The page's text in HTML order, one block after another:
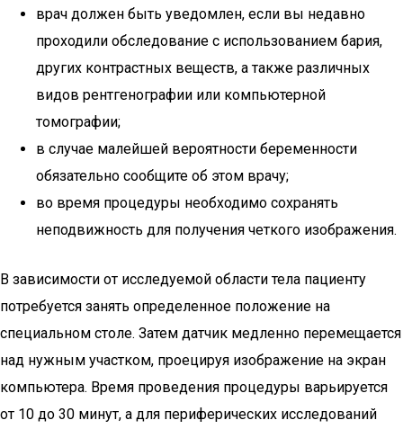
врач должен быть уведомлен, если вы недавно
проходили обследование с использованием бария,
других контрастных веществ, а также различных
видов рентгенографии или компьютерной
томографии;
в случае малейшей вероятности беременности
обязательно сообщите об этом врачу;
во время процедуры необходимо сохранять
неподвижность для получения четкого изображения.
В зависимости от исследуемой области тела пациенту
потребуется занять определенное положение на
специальном столе. Затем датчик медленно перемещается
над нужным участком, проецируя изображение на экран
компьютера. Время проведения процедуры варьируется
от 10 до 30 минут, а для периферических исследований